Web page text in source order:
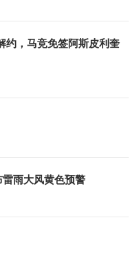
约，马竞免签阿斯皮利奎
雨大风黄色预警